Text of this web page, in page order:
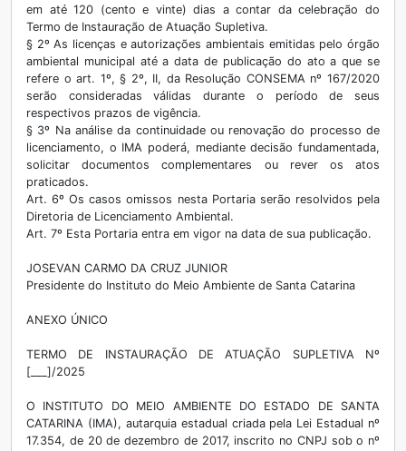
em até 120 (cento e vinte) dias a contar da celebração do
Termo de Instauração de Atuação Supletiva.
§ 2º As licenças e autorizações ambientais emitidas pelo órgão
ambiental municipal até a data de publicação do ato a que se
refere o art. 1º, § 2º, II, da Resolução CONSEMA nº 167/2020
serão consideradas válidas durante o período de seus
respectivos prazos de vigência.
§ 3º Na análise da continuidade ou renovação do processo de
licenciamento, o IMA poderá, mediante decisão fundamentada,
solicitar documentos complementares ou rever os atos
praticados.
Art. 6º Os casos omissos nesta Portaria serão resolvidos pela
Diretoria de Licenciamento Ambiental.
Art. 7º Esta Portaria entra em vigor na data de sua publicação.
JOSEVAN CARMO DA CRUZ JUNIOR
Presidente do Instituto do Meio Ambiente de Santa Catarina
ANEXO ÚNICO
TERMO DE INSTAURAÇÃO DE ATUAÇÃO SUPLETIVA Nº
[___]/2025
O INSTITUTO DO MEIO AMBIENTE DO ESTADO DE SANTA
CATARINA (IMA), autarquia estadual criada pela Lei Estadual nº
17.354, de 20 de dezembro de 2017, inscrito no CNPJ sob o nº